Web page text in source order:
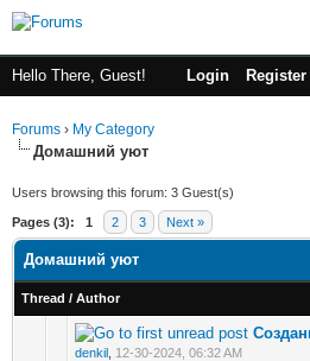
Hello There, Guest! Login Register
Forums › My Category
Домашний уют
Users browsing this forum: 3 Guest(s)
Pages (3): 1 2 3 Next »
Домашний уют
Thread / Author
denkil 12-30-2024, 06:32 AM
0 Vote(s) - 0 out of 5 in